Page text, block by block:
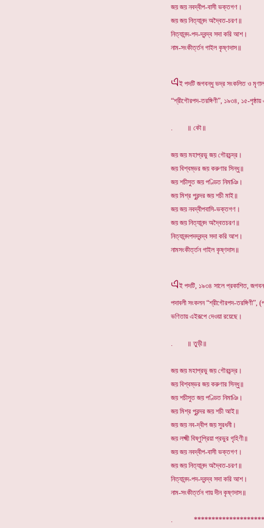
জয় জয় নবদ্বীপ-বাসী ভক্তগণ।
জয় জয় নিত্যানন্দ অদ্বৈত-চরণ॥
নিত্যানন্দ-পদ-দ্বন্দ্ব সদা করি আশ।
নাম-সংকীর্ত্তন গাইল কৃষ্ণদাস॥
এই পদটি জগবন্ধু ভদ্র সংকলিত ও
“শ্রীগৌরপদ-তরঙ্গিণী”, ১৯৩৪, ১৫-
. ॥ কৌ॥
জয় জয় মহাপ্রভু জয় গৌরচন্দ্র।
জয় বিশ্বম্ভর জয় করুণার সিন্ধু॥
জয় শচীসুত জয় পণ্ডিত নিমাঞি।
জয় মিশ্র পুরন্দর জয় শচী মাই॥
জয় জয় নবদ্বীপবাসি-ভক্তগণ।
জয় জয় নিত্যানন্দ অদ্বৈতচরণ॥
নিত্যানন্দপদদ্বন্দ্ব সদা করি আশ।
নামসংকীর্ত্তন গাইল কৃষ্ণদাস॥
এই পদটি, ১৯৩৪ সালে প্রকাশিত,
পদাবলী সংকলন “শ্রীগৌরপদ-
ভণিতায় এইরূপে দেওয়া রয়েছে।
. ॥ তুড়ী॥
জয় জয় মহাপ্রভু জয় গৌরচন্দ্র।
জয় বিশ্বম্ভর জয় করুণার সিন্ধু॥
জয় শচীসুত জয় পণ্ডিত নিমাঞি।
জয় মিশ্র পুরন্দর জয় শচী আই॥
জয় জয় নব-দ্বীপ জয় সুরধনী।
জয় লক্ষ্মী বিষ্ণুপ্রিয়া প্রভুর গৃহিণী॥
জয় জয় নবদ্বীপ-বাসী ভক্তগণ।
জয় জয় নিত্যানন্দ অদ্বৈত-চরণ॥
নিত্যানন্দ-পদ-দ্বন্দ্ব সদা করি আশ।
নাম-সংকীর্ত্তন গায় দীন কৃষ্ণদাস॥
.